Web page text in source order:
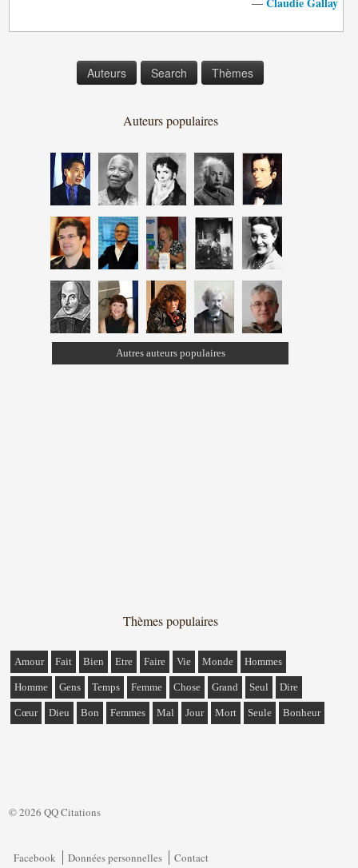
Auteurs Search Thèmes
Auteurs populaires
Autres auteurs populaires
Thèmes populaires
Amour Fait Bien Etre Faire Vie Monde Hommes
Homme Gens Temps Femme Chose Grand Seul Dire
Cœur Dieu Bon Femmes Mal Jour Mort Seule Bonheur
© 2026 QQ Citations
Facebook Données personnelles Contact